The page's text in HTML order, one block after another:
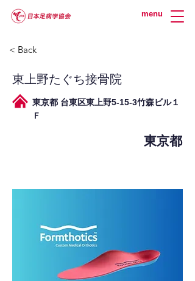
menu
< Back
東上野たぐち接骨院
東京都 台東区東上野5-15-3竹森ビル１
Ｆ
東京都